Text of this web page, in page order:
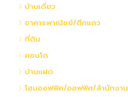
บ้านเดี่ยว
อาคารพาณิชย์/ตึกแถว
ที่ดิน
คอนโด
บ้านแฝด
โฮมออฟฟิศ/ออฟฟิศ/สำนักงาน